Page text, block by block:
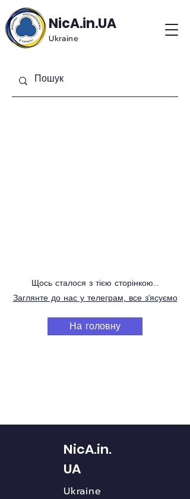
NicA.in.UA
Ukraine
Щось сталося з тією сторінкою...
Заглянте до нас у телеграм, все з'ясуємо
На головну
NicA.in.
UA
Ukraine